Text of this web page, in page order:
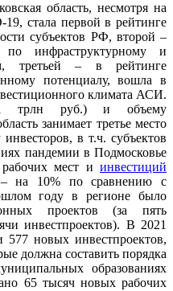
область, несмотря на
стала первой в рейтинге
субъектов РФ, второй –
инфраструктурному и
третьей – в рейтинге
потенциалу, вошла в
климата АСИ.
трлн руб.) и объему
занимает третье место
в т.ч. субъектов
пандемии в Подмосковье
рабочих мест и инвестиций
на 10% по сравнению с
году в регионе было
проектов (за пять
инвестпроектов). В 2021
577 новых инвестпроектов,
должна составить порядка
образованиях
65 тысяч новых рабочих